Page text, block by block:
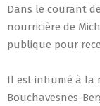
Dans le courant
nourricière de
publique pour
Il est inhumé à la
Bouchavesnes-